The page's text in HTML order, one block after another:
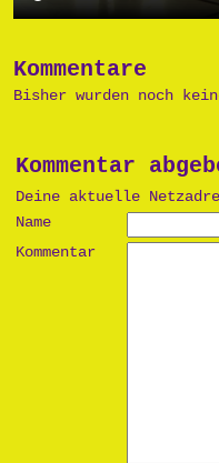
Kommentare
Bisher wurden noch
Kommentar
Deine aktuelle
Name
Kommentar